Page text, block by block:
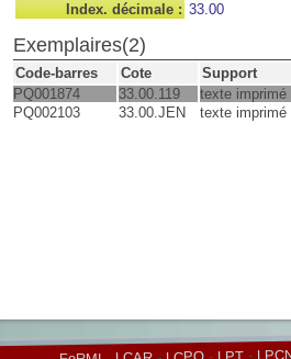
Index. décimale : 33.00
Exemplaires(2)
Code-barres Cote Support
PQ001874
33.00.119 texte imprimé
PQ002103
33.00.JEN texte imprimé
-